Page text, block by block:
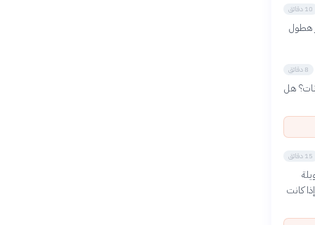
10 دقائق
هطول
8 دقائق
هل
15 دقائق
كانت